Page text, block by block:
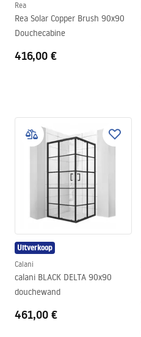
Rea
Rea Solar Copper Brush 90x90
Douchecabine
416,00 €
Uitverkoop
Calani
calani BLACK DELTA 90x90
douchewand
461,00 €